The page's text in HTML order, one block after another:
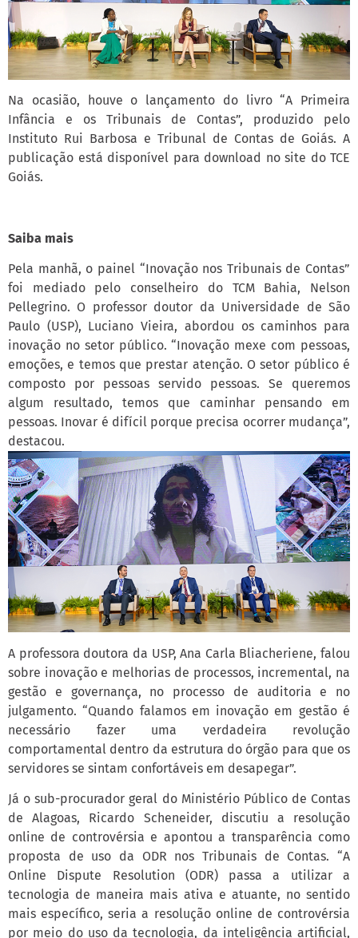
Na ocasião, houve o lançamento do livro “A Primeira
Infância e os Tribunais de Contas”, produzido pelo
Instituto Rui Barbosa e Tribunal de Contas de Goiás. A
publicação está disponível para download no site do TCE
Goiás.
Saiba mais
Pela manhã, o painel “Inovação nos Tribunais de Contas”
foi mediado pelo conselheiro do TCM Bahia, Nelson
Pellegrino. O professor doutor da Universidade de São
Paulo (USP), Luciano Vieira, abordou os caminhos para
inovação no setor público. “Inovação mexe com pessoas,
emoções, e temos que prestar atenção. O setor público é
composto por pessoas servido pessoas. Se queremos
algum resultado, temos que caminhar pensando em
pessoas. Inovar é difícil porque precisa ocorrer mudança”,
destacou.
A professora doutora da USP, Ana Carla Bliacheriene, falou
sobre inovação e melhorias de processos, incremental, na
gestão e governança, no processo de auditoria e no
julgamento. “Quando falamos em inovação em gestão é
necessário fazer uma verdadeira revolução
comportamental dentro da estrutura do órgão para que os
servidores se sintam confortáveis em desapegar”.
Já o sub-procurador geral do Ministério Público de Contas
de Alagoas, Ricardo Scheneider, discutiu a resolução
online de controvérsia e apontou a transparência como
proposta de uso da ODR nos Tribunais de Contas. “A
Online Dispute Resolution (ODR) passa a utilizar a
tecnologia de maneira mais ativa e atuante, no sentido
mais específico, seria a resolução online de controvérsia
por meio do uso da tecnologia, da inteligência artificial,